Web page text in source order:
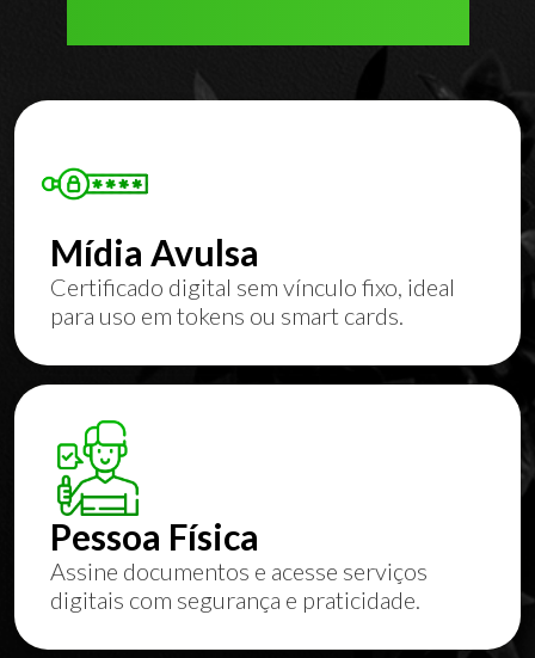
Mídia Avulsa
Certificado digital sem vínculo fixo, ideal
para uso em tokens ou smart cards.
Pessoa Física
Assine documentos e acesse serviços
digitais com segurança e praticidade.